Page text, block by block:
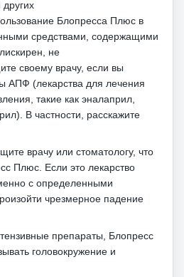
Блопресса Плюс в
средствами, содержащими
не
своему врачу, если вы
АПФ (лекарства для лечения
такие как эналаприл,
В частности, расскажите
врачу или стоматологу, что
Плюс. Если это лекарство
с определенными
чрезмерное падение
препараты, Блопресс
головокружение и